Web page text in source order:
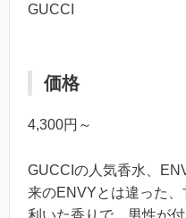
GUCCI
価格
4,300円～
GUCCIの人気香水、
来のENVYとは違った
利いた香りで、男性が